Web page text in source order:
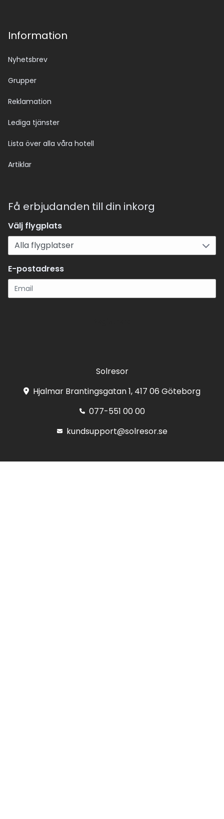
Information
Nyhetsbrev
Grupper
Reklamation
Lediga tjänster
Lista över alla våra hotell
Artiklar
Få erbjudanden till din inkorg
Välj flygplats
E-postadress
Solresor
Hjalmar Brantingsgatan 1, 417 06 Göteborg
077-551 00 00
kundsupport@solresor.se